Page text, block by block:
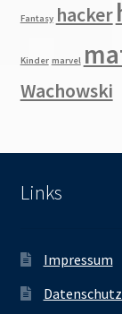
Fantasy hacker
Kinder marvel
Wachowski
Links
Impressum